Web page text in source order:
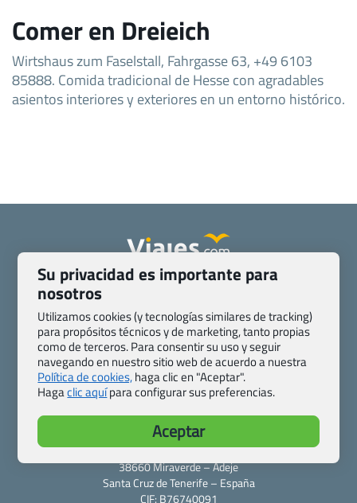
Comer en Dreieich
Wirtshaus zum Faselstall, Fahrgasse 63, +49 6103
85888. Comida tradicional de Hesse con agradables
asientos interiores y exteriores en un entorno histórico.
Quienes somos
Contacto
Pasaporte, Visado, Salud y otras disposiciones específicas
Blog de Viajes.com
Registro de agencias
Preguntas frecuentes
Condiciones generales
Política de privacidad y cookies
Transparencia
Todas las páginas – sitemap
Viajes.com
Last Minute Express S.L.U.
c/ Drago, CC HLS, Local 13
38660 Miraverde – Adeje
Santa Cruz de Tenerife – España
CIF: B76740091
Su privacidad es importante para
nosotros
Utilizamos cookies (y tecnologías similares de tracking)
para propósitos técnicos y de marketing, tanto propias
como de terceros. Para consentir su uso y seguir
navegando en nuestro sitio web de acuerdo a nuestra
Política de cookies,haga clic en "Aceptar".
Hagaclic aquípara configurar sus preferencias.
Aceptar